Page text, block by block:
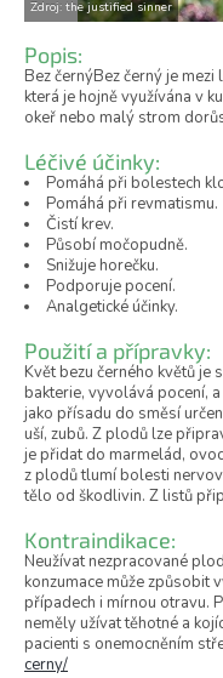
Zdroj: the justified sinner
Popis:
Bez černýBez černý je
která je hojně využívána v
okeř nebo malý strom
Léčivé účinky:
Pomáhá při bolestech
Pomáhá při revmatismu.
Čistí krev.
Působí močopudně.
Snižuje horečku.
Podporuje pocení.
Analgetické účinky.
Použití a přípravky:
Květ bezu černého květů je
bakterie, vyvolává pocení,
jako přísadu do směsí
uší, zubů. Z plodů lze
je přidat do marmelád,
z plodů tlumí bolesti
tělo od škodlivin. Z listů
Kontraindikace:
Neužívat nezpracované
konzumace může způsobit
případech i mírnou otravu.
neměly užívat těhotné a
pacienti s onemocněním
cerny/